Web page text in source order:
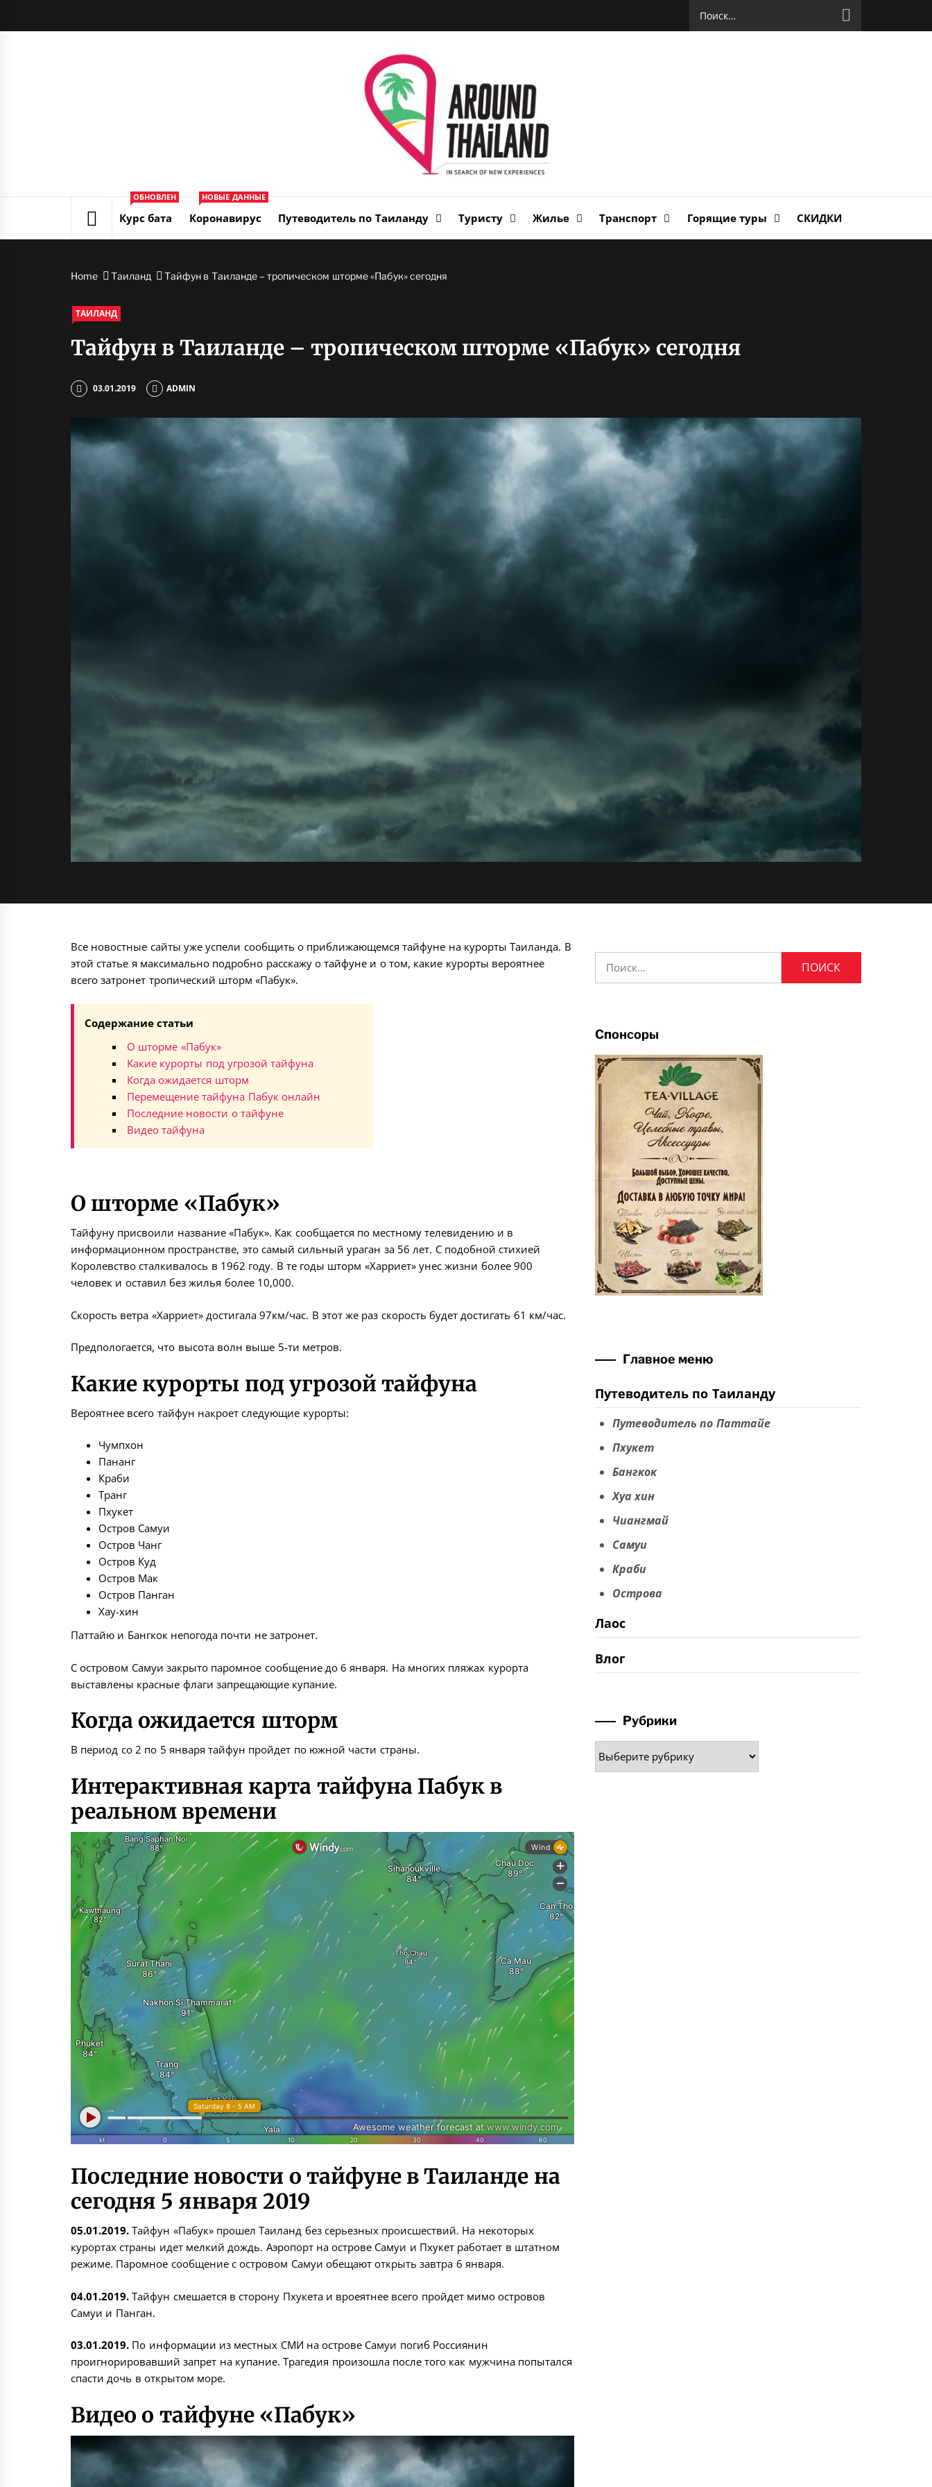
Курс бата
ОБНОВЛЕН
Коронавирус
НОВЫЕ ДАННЫЕ
Путеводитель по Таиланду Туристу Жилье Транспорт Горящие туры СКИДКИ
Home Таиланд Тайфун в Таиланде – тропическом шторме «Пабук» сегодня
ТАИЛАНД
Тайфун в Таиланде – тропическом шторме «Пабук» сегодня
03.01.2019 ADMIN
Все новостные сайты уже успели сообщить о приближающемся тайфуне на курорты Таиланда. В
этой статье я максимально подробно расскажу о тайфуне и о том, какие курорты вероятнее
всего затронет тропический шторм «Пабук».
Содержание статьи
О шторме «Пабук»
Какие курорты под угрозой тайфуна
Когда ожидается шторм
Перемещение тайфуна Пабук онлайн
Последние новости о тайфуне
Видео тайфуна
О шторме «Пабук»
Тайфуну присвоили название «Пабук». Как сообщается по местному телевидению и в
информационном пространстве, это самый сильный ураган за 56 лет. С подобной стихией
Королевство сталкивалось в 1962 году. В те годы шторм «Харриет» унес жизни более 900
человек и оставил без жилья более 10,000.
Скорость ветра «Харриет» достигала 97км/час. В этот же раз скорость будет достигать 61 км/час.
Предпологается, что высота волн выше 5-ти метров.
Какие курорты под угрозой тайфуна
Вероятнее всего тайфун накроет следующие курорты:
Чумпхон
Пананг
Краби
Транг
Пхукет
Остров Самуи
Остров Чанг
Остров Куд
Остров Мак
Остров Панган
Хау-хин
Паттайю и Бангкок непогода почти не затронет.
С островом Самуи закрыто паромное сообщение до 6 января. На многих пляжах курорта
выставлены красные флаги запрещающие купание.
Когда ожидается шторм
В период со 2 по 5 января тайфун пройдет по южной части страны.
Интерактивная карта тайфуна Пабук в
реальном времени
Последние новости о тайфуне в Таиланде на
сегодня 5 января 2019
05.01.2019. Тайфун «Пабук» прошел Таиланд без серьезных происшествий. На некоторых
курортах страны идет мелкий дождь. Аэропорт на острове Самуи и Пхукет работает в штатном
режиме. Паромное сообщение с островом Самуи обещают открыть завтра 6 января.
04.01.2019. Тайфун смешается в сторону Пхукета и вроеятнее всего пройдет мимо островов
Самуи и Панган.
03.01.2019. По информации из местных СМИ на острове Самуи погиб Россиянин
проигнорировавший запрет на купание. Трагедия произошла после того как мужчина попытался
спасти дочь в открытом море.
Видео о тайфуне «Пабук»
Watch this video on YouTube
Найти:
Спонсоры
Главное меню
Путеводитель по Таиланду
Путеводитель по Паттайе
Пхукет
Бангкок
Хуа хин
Чиангмай
Самуи
Краби
Острова
Лаос
Влог
Рубрики
Рубрики